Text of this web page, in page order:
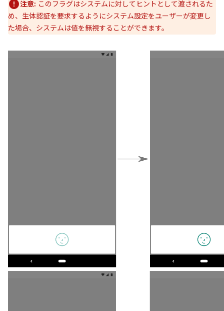
注意: このフラグはシステムに対してヒントとして渡されるた
め、生体認証を要求するようにシステム設定をユーザーが変更し
た場合、システムは値を無視することができます。